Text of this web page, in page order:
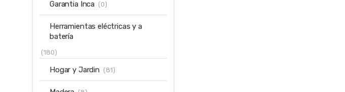
Garantia Inca (0)
Herramientas eléctricas y a
batería
(180)
Hogar y Jardin (81)